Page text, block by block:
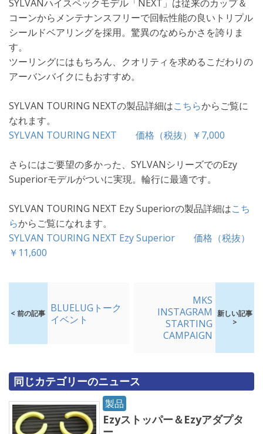
SYLVANハイスペックモデル「NEXT」は従来のカップ＆
コーンからメンテナンスフリーで回転性能の良いトリプル
シールドベアリングを採用。驚異のなめらかさを誇りま
す。
ツーリングにはもちろん、クオリティを求めるこだわりの
アーバンバイクにもおすすめ。
SYLVAN TOURING NEXTの製品詳細はこちらからご覧に
なれます。
SYLVAN TOURING NEXT 価格（税抜）￥7,000
さらにはご要望の多かった、SYLVANシリーズでのEzy
Superiorモデルがついに実現。輪行に最適です。
SYLVAN TOURING NEXT Ezy Superiorの製品詳細はこち
らからご覧になれます。
SYLVAN TOURING NEXT Ezy Superior 価格（税抜）
￥11,600
< 前の記事 BLUELUGトーク
イベント
MKS
INSTAGRAM
STARTING
CAMPAIGN
新しい記事
>
同じカテゴリーのニュース
製品
Ezyストッパー＆Ezyアダプタ